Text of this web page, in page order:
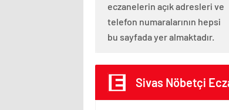
eczanelerin açık adresleri ve
telefon numaralarının hepsi
bu sayfada yer almaktadır.
Sivas Nöbetçi